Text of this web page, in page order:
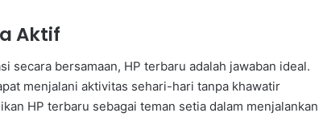
Aktif
secara bersamaan, HP terbaru adalah jawaban ideal.
menjalani aktivitas sehari-hari tanpa khawatir
HP terbaru sebagai teman setia dalam menjalankan